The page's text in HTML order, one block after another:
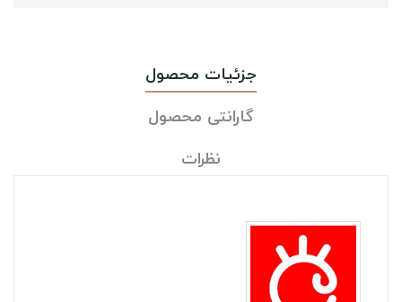
جزئیات محصول
گارانتی محصول
نظرات